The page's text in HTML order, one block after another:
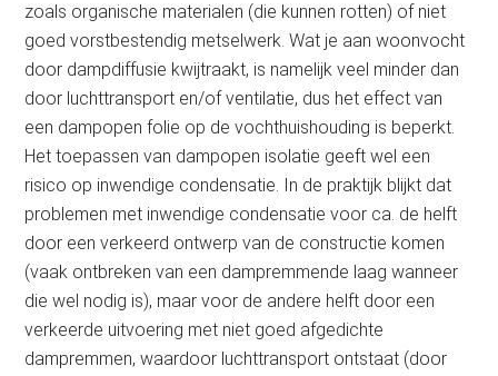
zoals organische materialen (die kunnen rotten) of niet
goed vorstbestendig metselwerk. Wat je aan woonvocht
door dampdiffusie kwijtraakt, is namelijk veel minder dan
door luchttransport en/of ventilatie, dus het effect van
een dampopen folie op de vochthuishouding is beperkt.
Het toepassen van dampopen isolatie geeft wel een
risico op inwendige condensatie. In de praktijk blijkt dat
problemen met inwendige condensatie voor ca. de helft
door een verkeerd ontwerp van de constructie komen
(vaak ontbreken van een dampremmende laag wanneer
die wel nodig is), maar voor de andere helft door een
verkeerde uitvoering met niet goed afgedichte
dampremmen, waardoor luchttransport ontstaat (door